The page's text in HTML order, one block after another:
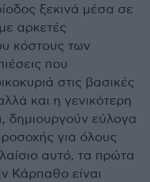
ξεκινά μέσα σε
αρκετές
κόστους των
που
στις βασικές
και η γενικότερη
δημιουργούν εύλογα
για όλους
αυτό, τα πρώτα
Κάρπαθο είναι